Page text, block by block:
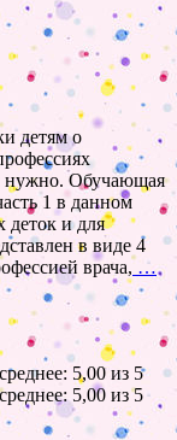
детям о
нужно. Обучающая
1 в данном
деток и для
в виде 4
врача, …